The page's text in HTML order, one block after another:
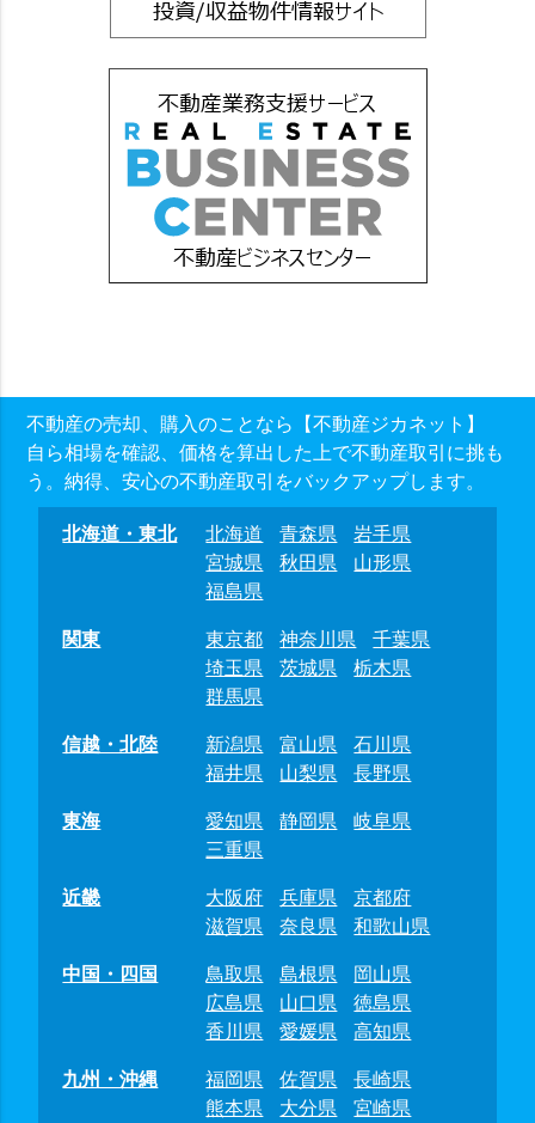
不動産の売却、購入のことなら【不動産ジカネット】
自ら相場を確認、価格を算出した上で不動産取引に挑も
う。納得、安心の不動産取引をバックアップします。
北海道・東北 北海道 青森県
岩手県
宮城県
秋田県
山形県
福島県
関東
東京都 神奈川県
千葉県
埼玉県
茨城県
栃木県
群馬県
信越・北陸
新潟県 富山県
石川県
福井県
山梨県
長野県
東海
愛知県 静岡県
岐阜県
三重県
近畿
大阪府 兵庫県
京都府
滋賀県
奈良県
和歌山県
中国・四国
鳥取県 島根県
岡山県
広島県
山口県
徳島県
香川県
愛媛県
高知県
九州・沖縄
福岡県 佐賀県
長崎県
熊本県
大分県 宮崎県